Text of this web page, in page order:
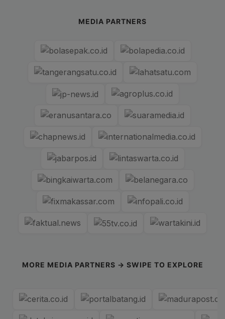
MEDIA PARTNERS
MORE MEDIA PARTNERS → SWIPE TO EXPLORE